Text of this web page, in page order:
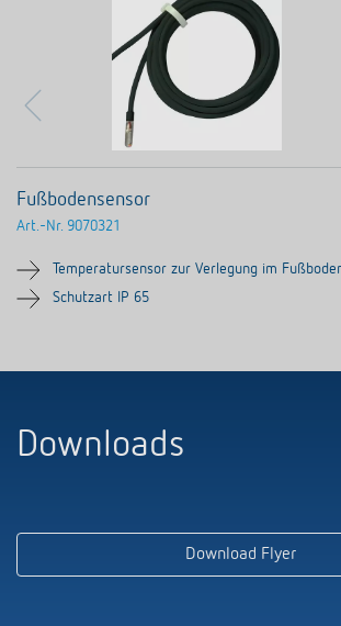
Fußbodensensor
Temperatursensor zur Verlegung im Fußboden
Downloads
Download Flyer